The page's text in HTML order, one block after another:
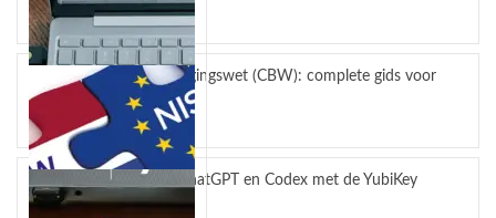
juli 27, 2026
Cyberbeveiligingswet (CBW): complete gids voor
bedrijven
juli 23, 2026
Bescherm ChatGPT en Codex met de YubiKey
juli 14, 2026